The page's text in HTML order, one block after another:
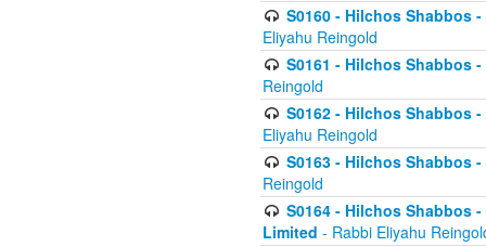
S0160 - Hilchos Shabbos
Eliyahu Reingold
S0161 - Hilchos Shabbos
Reingold
S0162 - Hilchos Shabbos
Eliyahu Reingold
S0163 - Hilchos Shabbos
Reingold
S0164 - Hilchos Shabbos
Limited - Rabbi Eliyahu